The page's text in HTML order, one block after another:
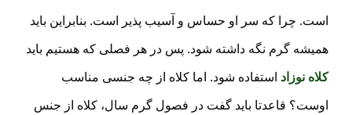
است. چرا که سر او حساس و آسیب پذیر است. بنابراین باید
همیشه گرم نگه داشته شود. پس در هر فصلی که هستیم باید
کلاه نوزاد استفاده شود. اما کلاه از چه جنسی مناسب
اوست؟ قاعدتا باید گفت در فصول گرم سال، کلاه از جنس